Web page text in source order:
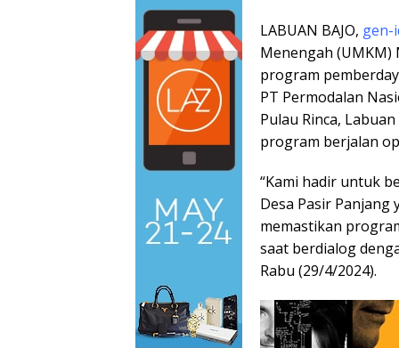
LABUAN BAJO, gen-
Menengah
program
PT Permodalan
Pulau Rinca,
program berjalan
“Kami hadir untuk
Desa Pasir
memastikan
saat berdialog
Rabu (29/4/2024).